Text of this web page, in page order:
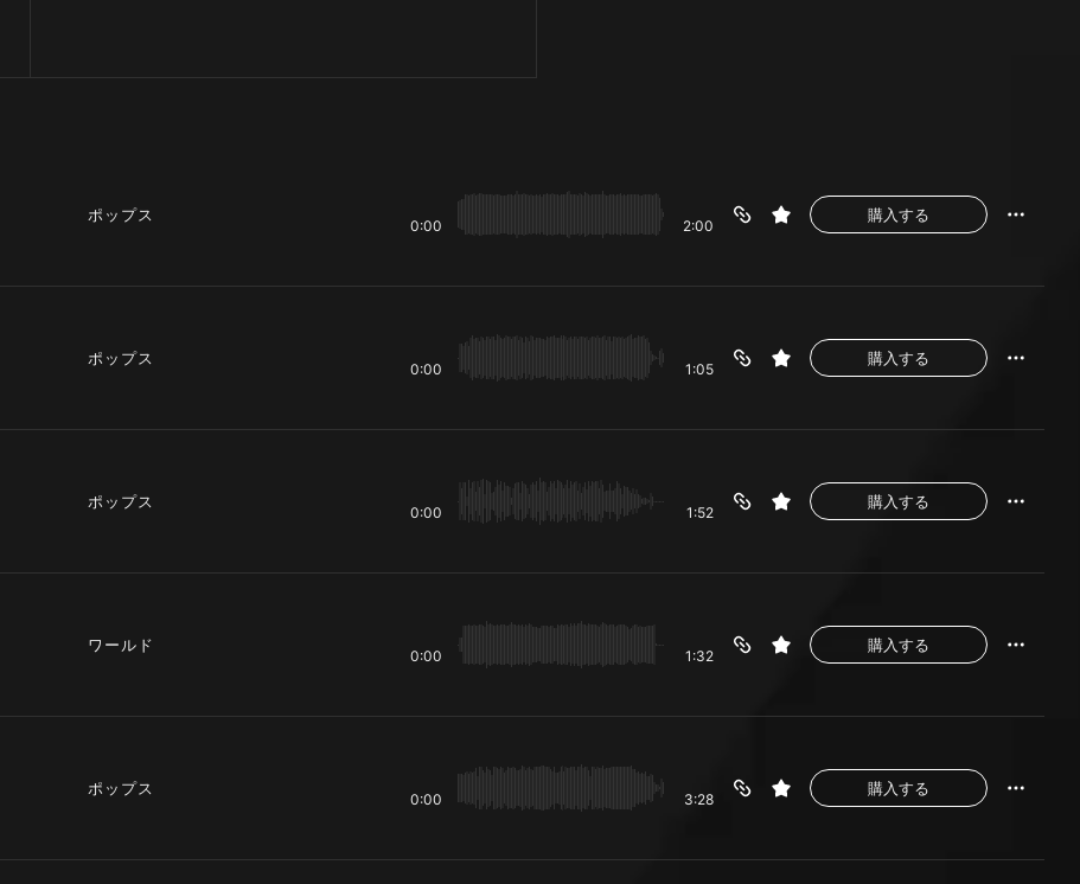
ポップス
0:00 2:00
購入する
ポップス
0:00 1:05
購入する
ポップス
0:00 1:52
購入する
ワールド
0:00 1:32
購入する
ポップス
0:00 3:28
購入する